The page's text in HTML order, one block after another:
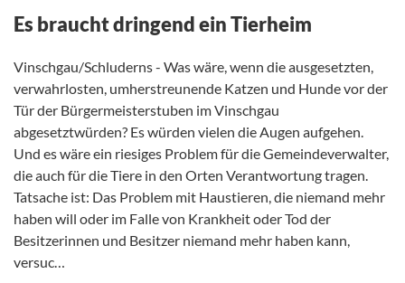
Es braucht dringend ein Tierheim
Vinschgau/Schluderns - Was wäre, wenn die ausgesetzten,
verwahrlosten, umherstreunende Katzen und Hunde vor der
Tür der Bürgermeisterstuben im Vinschgau
abgesetztwürden? Es würden vielen die Augen aufgehen.
Und es wäre ein riesiges Problem für die Gemeindeverwalter,
die auch für die Tiere in den Orten Verantwortung tragen.
Tatsache ist: Das Problem mit Haustieren, die niemand mehr
haben will oder im Falle von Krankheit oder Tod der
Besitzerinnen und Besitzer niemand mehr haben kann,
versuc…